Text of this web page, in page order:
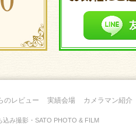
のレビュー 実績会場 カメラマン紹介
込み撮影・SATO PHOTO & FILM